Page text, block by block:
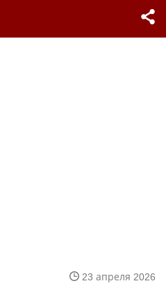
23 апреля 2026